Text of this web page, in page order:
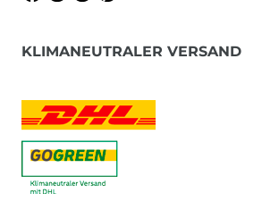
KLIMANEUTRALER VERSAND